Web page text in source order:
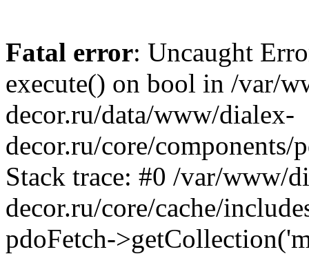
Fatal error: Uncaught
execute() on bool in /var/
decor.ru/data/www/dialex-
decor.ru/core/
Stack trace: #0 /var/www/
decor.ru/core/cache/
pdoFetch-